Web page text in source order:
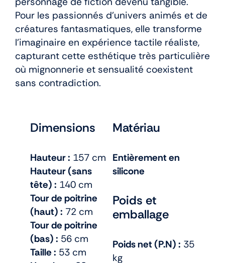
Pour les passionnés d’univers animés et de
créatures fantasmatiques, elle transforme
l’imaginaire en expérience tactile réaliste,
capturant cette esthétique très particulière
où mignonnerie et sensualité coexistent
sans contradiction.
Dimensions
Hauteur : 157 cm
Hauteur (sans
tête) : 140 cm
Tour de poitrine
(haut) : 72 cm
Tour de poitrine
(bas) : 56 cm
Taille : 53 cm
Matériau
Entièrement en
silicone
Poids et
emballage
Poids net (P.N) : 35
kg